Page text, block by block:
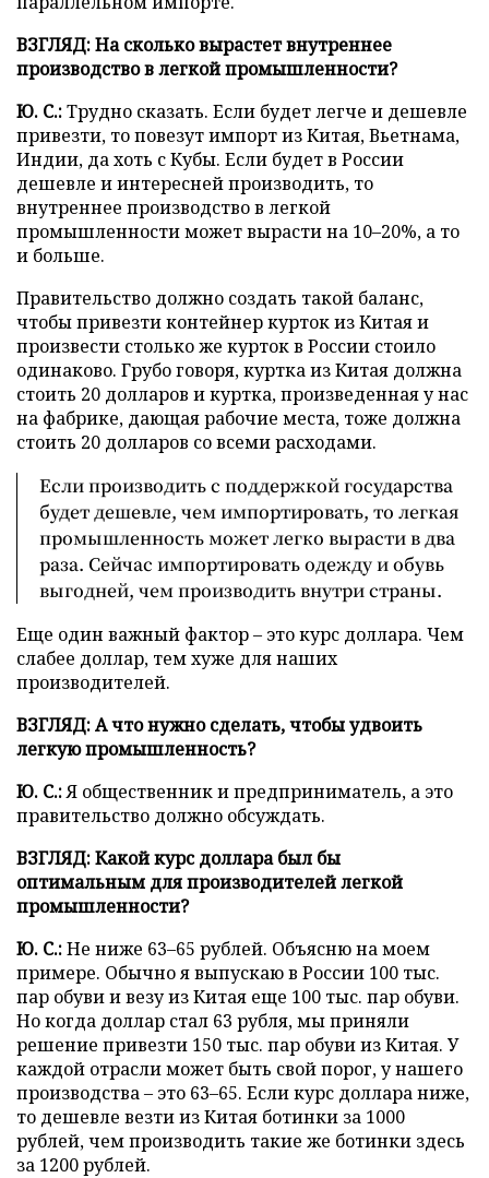
ВЗГЛЯД:На сколько вырастет внутреннее
производство в легкой промышленности?
Ю. С.:Трудно сказать. Если будет легче и дешевле
привезти, то повезут импорт из Китая, Вьетнама,
Индии, да хоть с Кубы. Если будет в России
дешевле и интересней производить, то
внутреннее производство в легкой
промышленности может вырасти на 10–20%, а то
и больше.
Правительство должно создать такой баланс,
чтобы привезти контейнер курток из Китая и
произвести столько же курток в России стоило
одинаково. Грубо говоря, куртка из Китая должна
стоить 20 долларов и куртка, произведенная у нас
на фабрике, дающая рабочие места, тоже должна
стоить 20 долларов со всеми расходами.
Если производить с поддержкой государства
будет дешевле, чем импортировать, то легкая
промышленность может легко вырасти в два
раза. Сейчас импортировать одежду и обувь
выгодней, чем производить внутри страны.
Еще один важный фактор – это курс доллара. Чем
слабее доллар, тем хуже для наших
производителей.
ВЗГЛЯД: А что нужно сделать, чтобы удвоить
легкую промышленность?
Ю. С.:Я общественник и предприниматель, а это
правительство должно обсуждать.
ВЗГЛЯД:Какой курс доллара был бы
оптимальным для производителей легкой
промышленности?
Ю. С.:Не ниже 63–65 рублей. Объясню на моем
примере. Обычно я выпускаю в России 100 тыс.
пар обуви и везу из Китая еще 100 тыс. пар обуви.
Но когда доллар стал 63 рубля, мы приняли
решение привезти 150 тыс. пар обуви из Китая. У
каждой отрасли может быть свой порог, у нашего
производства – это 63–65. Если курс доллара ниже,
то дешевле везти из Китая ботинки за 1000
рублей, чем производить такие же ботинки здесь
за 1200 рублей.